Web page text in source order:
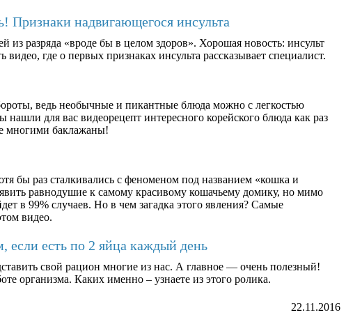
Признаки надвигающегося инсульта
разряда «вроде бы в целом здоров». Хорошая новость: инсульт
где о первых признаках инсульта рассказывает специалист.
ведь необычные и пикантные блюда можно с легкостью
для вас видеорецепт интересного корейского блюда как раз
многими баклажаны!
бы раз сталкивались с феноменом под названием «кошка и
равнодушие к самому красивому кошачьему домику, но мимо
в 99% случаев. Но в чем загадка этого явления? Самые
видео.
если есть по 2 яйца каждый день
свой рацион многие из нас. А главное — очень полезный!
организма. Каких именно – узнаете из этого ролика.
22.11.2016